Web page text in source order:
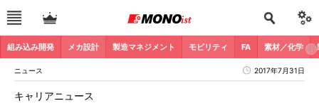
組み込み開発 メカ設計 製造マネジメント モビリティ FA 素材／化学
ニュース 2017年7月31日
キャリアニュース